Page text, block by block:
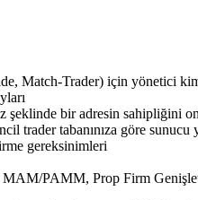
Match-Trader) için yönetici
şeklinde bir adresin sahipliğini
trader tabanınıza göre sunucu
gereksinimleri
PAMM, Prop Firm